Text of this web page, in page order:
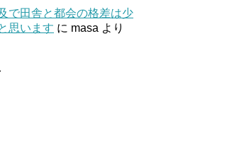
で田舎と都会の格差は少
思います に masa より